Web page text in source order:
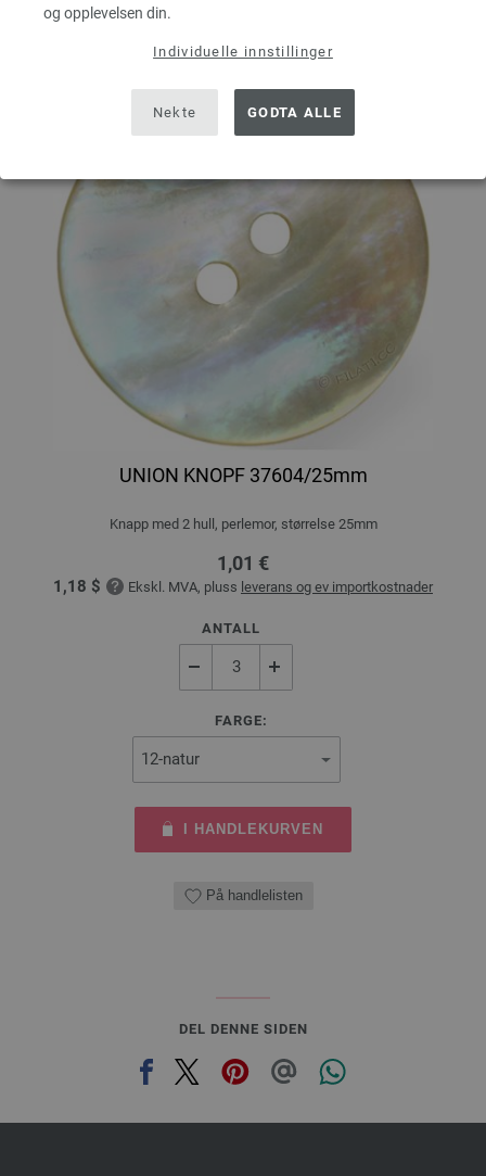
og opplevelsen din.
Individuelle innstillinger
Nekte GODTA ALLE
UNION KNOPF 37604/25mm
Knapp med 2 hull, perlemor, størrelse 25mm
1,01 €
1,18 $ Ekskl. MVA, pluss leverans og ev importkostnader
ANTALL
FARGE:
I HANDLEKURVEN
På handlelisten
DEL DENNE SIDEN